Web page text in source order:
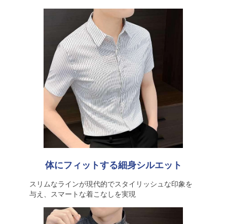
体にフィットする細身シルエット
スリムなラインが現代的でスタイリッシュな印象を
与え、スマートな着こなしを実現